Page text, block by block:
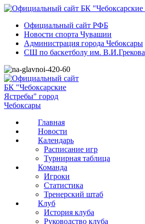
Официальный сайт РФБ
Новости спорта Чувашии
Администрация города Чебоксары
СШ по баскетболу им. В.И.Грекова
Главная
Новости
Календарь
Расписание игр
Турнирная таблица
Команда
Игроки
Статистика
Тренерский штаб
Клуб
История клуба
Руководство клуба